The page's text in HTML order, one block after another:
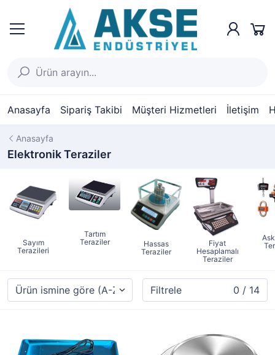
Anasayfa Sipariş Takibi Müşteri Hizmetleri İletişim
Anasayfa
Elektronik Teraziler
Sayım
Terazileri
Tartım
Teraziler
Hassas
Teraziler
Fiyat
Hesaplamalı
Teraziler
Filtrele 0 / 14